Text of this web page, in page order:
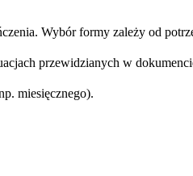
Wybór formy zależy od
przewidzianych w
miesięcznego).